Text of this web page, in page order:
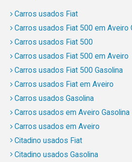
Carros usados Fiat
Carros usados Fiat 500 em Aveiro
Carros usados Fiat 500
Carros usados Fiat 500 em Aveiro
Carros usados Fiat 500 Gasolina
Carros usados Fiat em Aveiro
Carros usados Gasolina
Carros usados em Aveiro Gasolina
Carros usados em Aveiro
Citadino usados Fiat
Citadino usados Gasolina